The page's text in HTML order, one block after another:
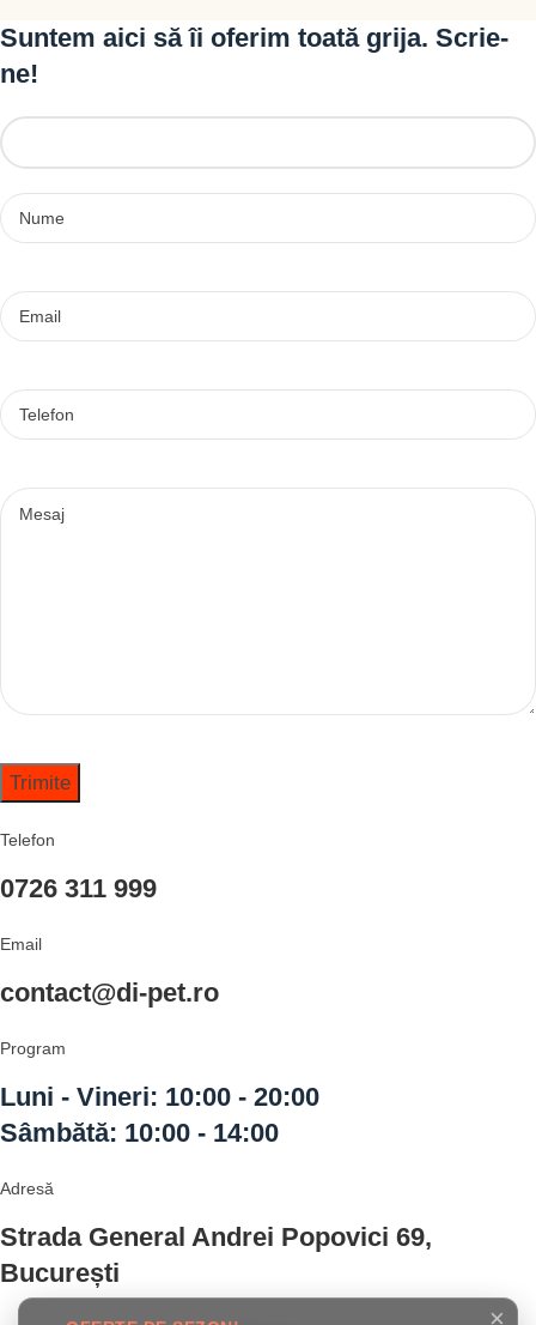
Suntem aici să îi oferim toată grija. Scrie-
ne!
Telefon
0726 311 999
Email
contact@di-pet.ro
Program
Luni - Vineri: 10:00 - 20:00
Sâmbătă: 10:00 - 14:00
Adresă
Strada General Andrei Popovici 69,
București